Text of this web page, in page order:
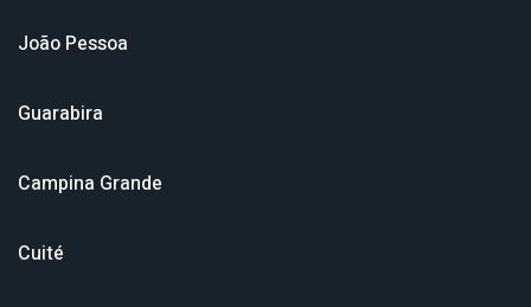
João Pessoa
Guarabira
Campina Grande
Cuité